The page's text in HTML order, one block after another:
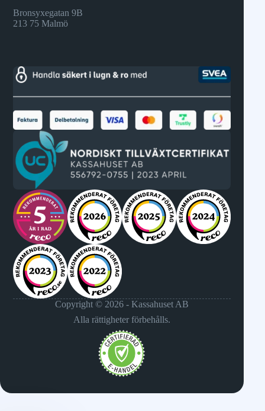
Bronsyxegatan 9B
213 75 Malmö
Copyright © 2026 - Kassahuset AB
Alla rättigheter förbehålls.